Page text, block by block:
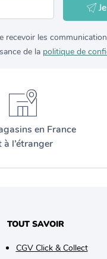
recevoir les
de la politique de
en France
à l’étranger
TOUT SAVOIR
CGV Click & Collect